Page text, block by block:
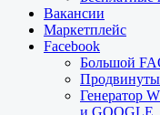
Вакансии
Маркетплейс
Facebook
Большой
Генератор
и GOOGLE